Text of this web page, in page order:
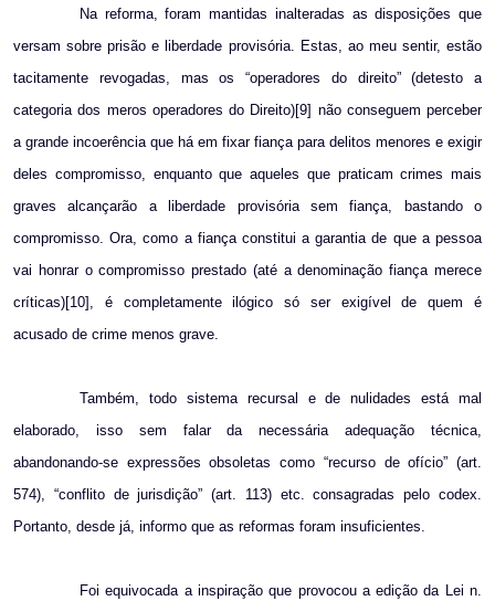
Na reforma, foram mantidas inalteradas as disposições que
versam sobre prisão e liberdade provisória. Estas, ao meu sentir, estão
tacitamente revogadas, mas os “operadores do direito” (detesto a
categoria dos meros operadores do Direito)[9] não conseguem perceber
a grande incoerência que há em fixar fiança para delitos menores e exigir
deles compromisso, enquanto que aqueles que praticam crimes mais
graves alcançarão a liberdade provisória sem fiança, bastando o
compromisso. Ora, como a fiança constitui a garantia de que a pessoa
vai honrar o compromisso prestado (até a denominação fiança merece
críticas)[10], é completamente ilógico só ser exigível de quem é
acusado de crime menos grave.
Também, todo sistema recursal e de nulidades está mal
elaborado, isso sem falar da necessária adequação técnica,
abandonando-se expressões obsoletas como “recurso de ofício” (art.
574), “conflito de jurisdição” (art. 113) etc. consagradas pelo codex.
Portanto, desde já, informo que as reformas foram insuficientes.
Foi equivocada a inspiração que provocou a edição da Lei n.